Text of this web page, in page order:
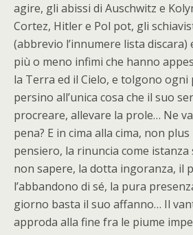
agire, gli abissi di Auschwitz e
Cortez, Hitler e Pol pot, gli
(abbrevio l’innumere lista
più o meno infimi che hanno
la Terra ed il Cielo, e tolgono ogni
persino all’unica cosa che il suo
procreare, allevare la prole… Ne
pena? E in cima alla cima, non
pensiero, la rinuncia come
non sapere, la dotta ingoranza, il
l’abbandono di sé, la pura
giorno basta il suo affanno… Il
approda alla fine fra le piume